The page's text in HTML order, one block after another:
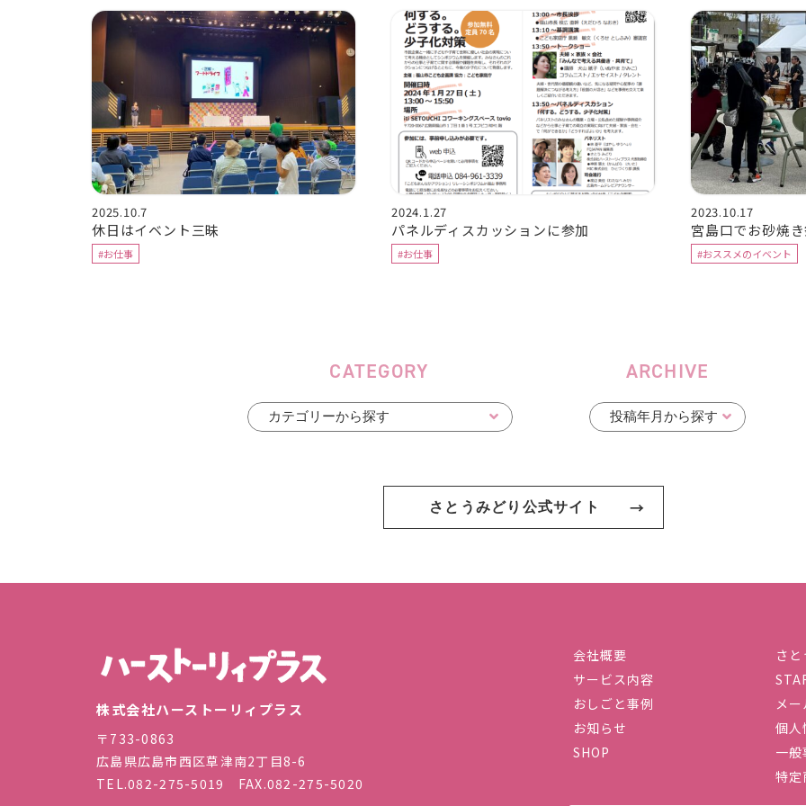
2025.10.7
休日はイベント三昧
#お仕事
2024.1.27
パネルディスカッションに参加
#お仕事
2023.10.17
宮島口でお砂焼
#おススメのイベント
CATEGORY ARCHIVE
さとうみどり公式サイト
会社概要
サービス内容
おしごと事例
お知らせ
SHOP
さ
メ
個人
一
特定
株式会社ハーストーリィプラス
株式会社ハーストーリィプラス
〒733-0863
広島県広島市西区草津南2丁目8-6
TEL.082-275-5019 FAX.082-275-5020